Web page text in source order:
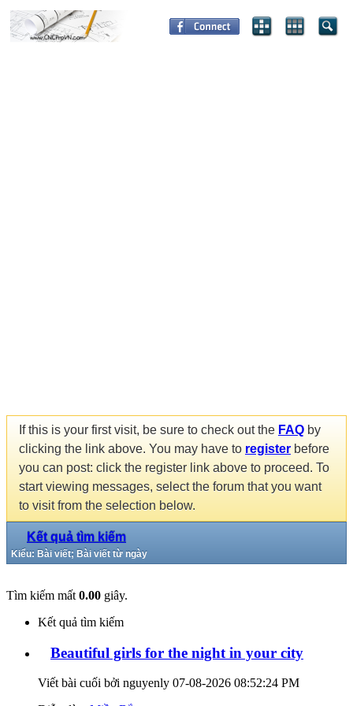
If this is your first visit, be sure to check out the FAQ by
clicking the link above. You may have to register before
you can post: click the register link above to proceed. To
start viewing messages, select the forum that you want
to visit from the selection below.
Kết quả tìm kiếm
Kiểu: Bài viết; Bài viết từ ngày
Tìm kiếm mất 0.00 giây.
Kết quả tìm kiếm
Beautiful girls for the night in your city
Viết bài cuối bởi nguyenly 07-08-2026 08:52:24 PM